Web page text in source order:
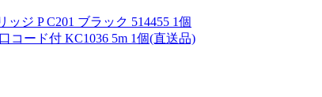
ジ P C201 ブラック 514455 1個
コード付 KC1036 5m 1個(直送品)